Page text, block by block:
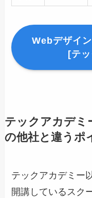
Webデザイ
[テッ
テックアカデミ
の他社と違うポ
テックアカデミー
開講しているスク